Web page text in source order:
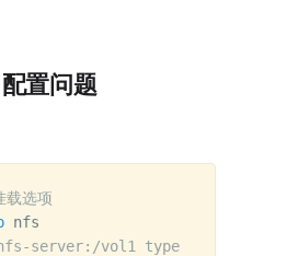
置问题
选项
server:/vol1 type nfs